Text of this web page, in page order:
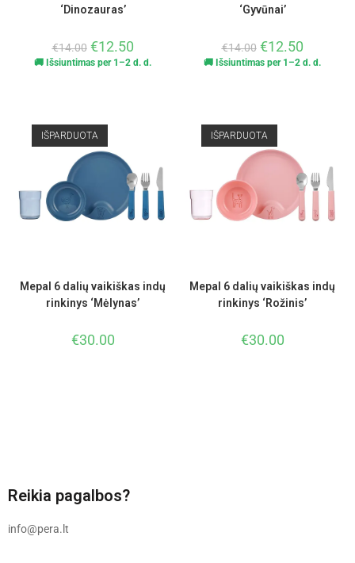
‘Dinozauras’
€14.00 €12.50
🚚 Išsiuntimas per 1–2 d. d.
‘Gyvūnai’
€14.00 €12.50
🚚 Išsiuntimas per 1–2 d. d.
IŠPARDUOTA
Mepal 6 dalių vaikiškas indų
rinkinys ‘Mėlynas’
€30.00
IŠPARDUOTA
Mepal 6 dalių vaikiškas indų
rinkinys ‘Rožinis’
€30.00
Reikia pagalbos?
info@pera.lt